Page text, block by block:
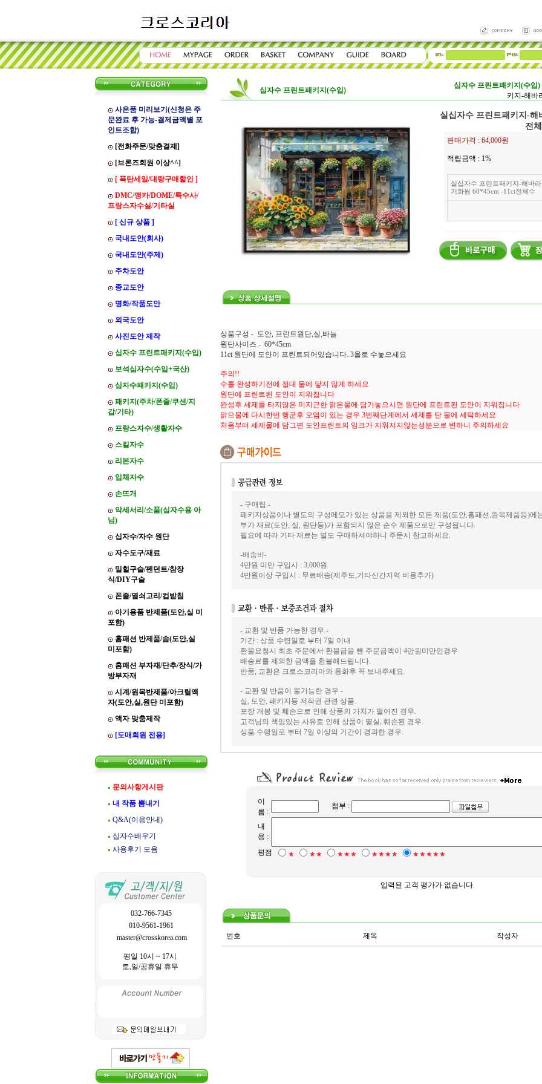
사은품 미리보기(신청은 주
문완료 후 가능-결제금액별 포
인트조합)
[전화주문/맞춤결제]
[브론즈회원 이상^^]
[ 폭탄세일/대량구매할인 ]
DMC/앵카/DOME/특수사/
프랑스자수실/기타실
[ 신규 상품 ]
국내도안(회사)
국내도안(주제)
주차도안
종교도안
명화/작품도안
외국도안
사진도안 제작
십자수 프린트패키지(수입)
보석십자수(수입+국산)
십자수패키지(수입)
패키지(주차/폰줄/쿠션/지
갑/기타)
프랑스자수/생활자수
스킬자수
리본자수
입체자수
손뜨개
악세서리/소품(십자수용 아
님)
십자수/자수 원단
자수도구/재료
밀힐구슬/펜던트/참장
식/DIY구슬
폰줄/열쇠고리/컵받침
아기용품 반제품(도안,실 미
포함)
홈패션 반제품/솜(도안,실
미포함)
홈패션 부자재/단추/장식/가
방부자재
시계/원목반제품/아크릴액
자(도안,실,원단 미포함)
액자 맞춤제작
[도매회원 전용]
문의사항게시판
내 작품 뽐내기
Q&A(이용안내)
십자수배우기
사용후기 모음
032-766-7345
010-9561-1961
master@crosskorea.com
평일 10시 ~ 17시
토,일/공휴일 휴무
십자수 프린트패키지(수입)
십자수 프린트패키지(수입)
키지-해바
실십자수 프린트패키지-해
전
판매가격 : 64,000원
적립금액 : 1%
실십자수 프린트패키지-해바라
기화원 60*45cm -11ct전체수
상품구성 - 도안, 프린트원단,실,바늘
원단사이즈 - 60*45cm
11ct 원단에 도안이 프린트되어있습니다. 3올로 수놓으세요
주의!!
수를 완성하기전에 절대 물에 닿지 않게 하세요
원단에 프린트된 도안이 지워집니다
완성후 세제를 타지않은 미지근한 맑은물에 담가놓으시면 원단에 프린트된 도안이 지워집니다
맑으물에 다시한번 헹군후 오염이 있는 경우 3번째단계에서 세제를 탄 물에 세탁하세요
처음부터 세제물에 담그면 도안프린트의 잉크가 지워지지않는성분으로 변하니 주의하세요
- 구매팁 -
패키지상품이나 별도의 구성메모가 있는 상품을 제외한 모든 제품(도안,홈패션,원목제품등)에
부가 재료(도안, 실, 원단등)가 포함되지 않은 순수 제품으로만 구성됩니다.
필요에 따라 기타 재료는 별도 구매하셔야하니 주문시 참고하세요.
-배송비-
4만원 미만 구입시 : 3,000원
4만원이상 구입시 : 무료배송(제주도,기타산간지역 비용추가)
- 교환 및 반품 가능한 경우 -
기간 : 상품 수령일로 부터 7일 이내
환불요청시 최초 주문에서 환불금을 뺀 주문금액이 4만원미만인경우
배송료를 제외한 금액을 환불해드립니다.
반품, 교환은 크로스코리아와 통화후 꼭 보내주세요.
- 교환 및 반품이 불가능한 경우 -
실, 도안, 패키지등 저작권 관련 상품.
포장 개봉 및 훼손으로 인해 상품의 가치가 떨어진 경우.
고객님의 책임있는 사유로 인해 상품이 멸실, 훼손된 경우.
상품 수령일로 부터 7일 이상의 기간이 경과한 경우.
이
름 :
첨부 :
내
용 :
평점
★ ★★ ★★★ ★★★★ ★★★★★
입력된 고객 평가가 없습니다.
번호 제목 작성자